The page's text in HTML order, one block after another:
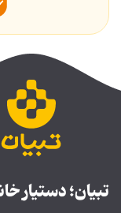
تبیان؛ دستیار